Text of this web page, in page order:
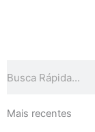
Mais recentes